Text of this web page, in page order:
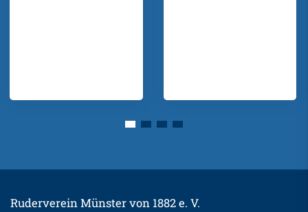
Ruderverein Münster von 1882 e. V.